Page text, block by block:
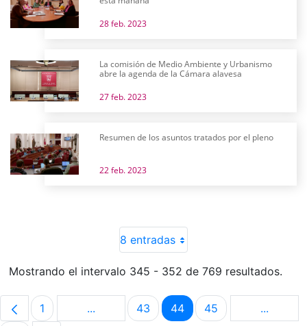
28 feb. 2023
La comisión de Medio Ambiente y Urbanismo
abre la agenda de la Cámara alavesa
27 feb. 2023
Resumen de los asuntos tratados por el pleno
22 feb. 2023
8 entradas
Mostrando el intervalo 345 - 352 de 769 resultados.
Página
1 ...Páginas intermedias Use TAB para
Página
43 Página
44 Página
45 ...